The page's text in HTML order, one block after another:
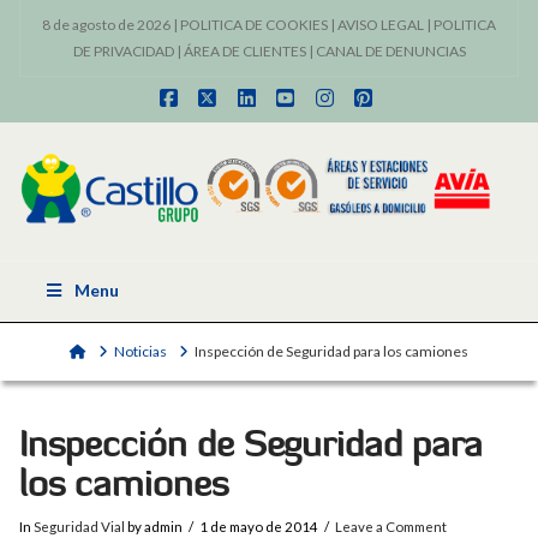
8 de agosto de 2026 | POLITICA DE COOKIES | AVISO LEGAL | POLITICA
DE PRIVACIDAD| ÁREA DE CLIENTES| CANAL DE DENUNCIAS
Facebook
X LinkedInYouTubeInstagram
Pinterest
Menu
HomeNoticias Inspección de Seguridad para los camiones
Inspección de Seguridad para
los camiones
In Seguridad Vial by admin 1 de mayo de 2014 Leave a Comment